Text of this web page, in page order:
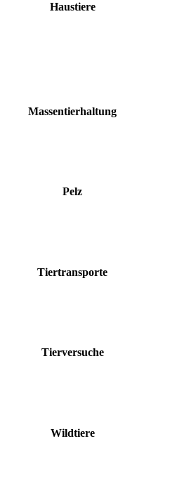
Haustiere
Massentierhaltung
Pelz
Tiertransporte
Tierversuche
Wildtiere